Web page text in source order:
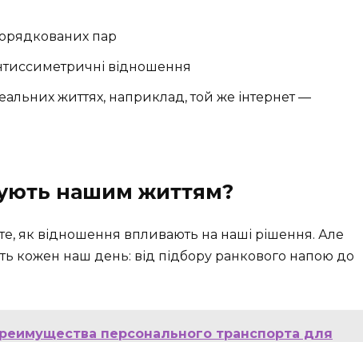
пар
відношення
життях, наприклад, той же інтернет —
нашим життям?
як відношення впливають на наші рішення. Але
кожен наш день: від підбору ранкового напою до
персонального транспорта для